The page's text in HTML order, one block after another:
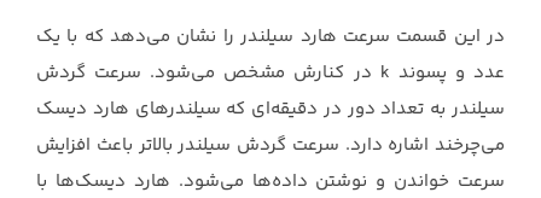
در این قسمت سرعت هارد سیلندر را نشان می‌دهد که با یک
عدد و پسوند ‏k‏ در کنارش مشخص ‏می‌شود. سرعت گردش
سیلندر به تعداد دور در دقیقه‌ای که سیلندرهای هارد دیسک
می‌چرخند اشاره ‏دارد. سرعت گردش سیلندر بالاتر باعث افزایش
سرعت خواندن و نوشتن داده‌ها می‌شود. هارد دیسک‌ها ‏با